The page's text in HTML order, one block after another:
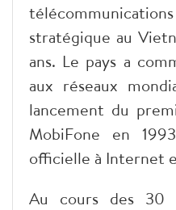
stratégique au
ans. Le pays a
aux réseaux
lancement du
MobiFone en
officielle à Internet
Au cours des 30